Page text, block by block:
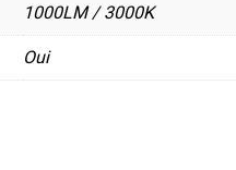
1000LM / 3000K
Oui